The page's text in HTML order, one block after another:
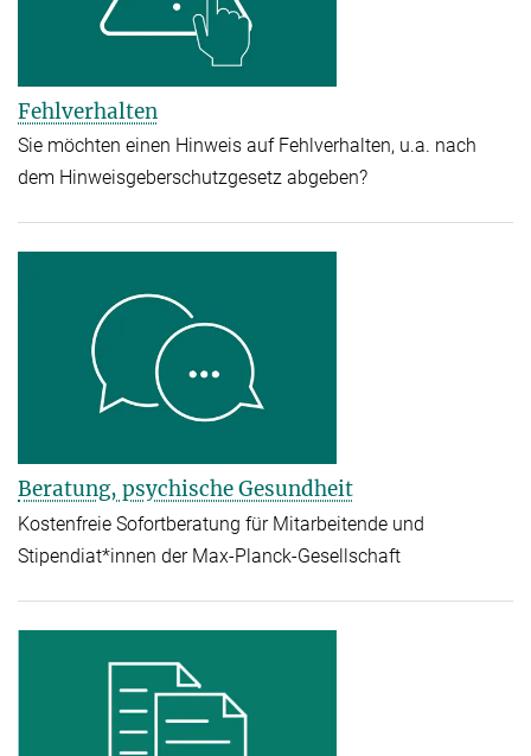
Fehlverhalten
Sie möchten einen Hinweis auf Fehlverhalten, u.a. nach
dem Hinweisgeberschutzgesetz abgeben?
Beratung, psychische Gesundheit
Kostenfreie Sofortberatung für Mitarbeitende und
Stipendiat*innen der Max-Planck-Gesellschaft